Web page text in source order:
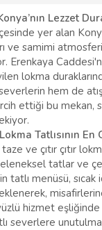
Lezzet
yer alan
ve samimi
Erenkaya
lokma
hem de
ettiği bu mekan,
Tatlısının En
ve çıtır çıtır
tatlar ve
tatlı menüsü,
hizmet
severlere